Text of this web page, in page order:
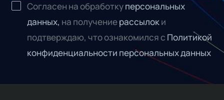
Согласен на обработкуперсональных
данных, на получениерассылоки
подтверждаю, что ознакомился с Политикой
конфиденциальности персональных данных